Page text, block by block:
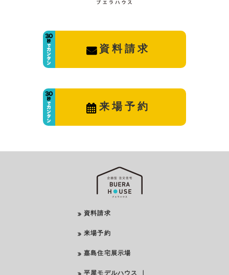
資料請求
来場予約
資料請求
来場予約
嘉島住宅展示場
平屋モデルハウス ｜